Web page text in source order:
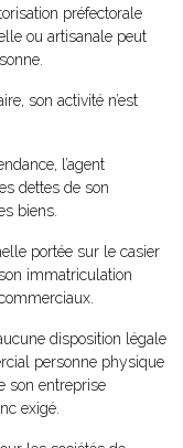
préfectorale
ou artisanale peut
son activité n’est
l’agent
dettes de son
biens.
portée sur le casier
immatriculation
disposition légale
personne physique
son entreprise
exigé.